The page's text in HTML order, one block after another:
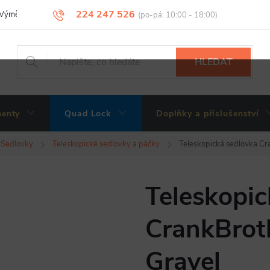
224 247 526
vrácení a reklamace zboží Obchodní podmínky
HLEDAT
Quad Lock Doplňky a příslušenství
Sedlovky Teleskopické sedlovky a páčky Teleskopická sedlovka
Gravel